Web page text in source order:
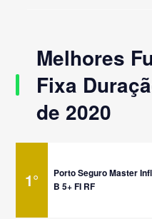
Melhores
Fixa
de 2020
1°
Porto Seguro Master
B 5+ FI RF